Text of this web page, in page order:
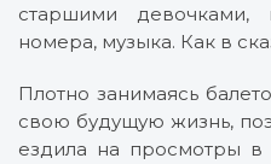
старшими девочками,
номера, музыка. Как в
Плотно занимаясь
свою будущую жизнь,
ездила на просмотры